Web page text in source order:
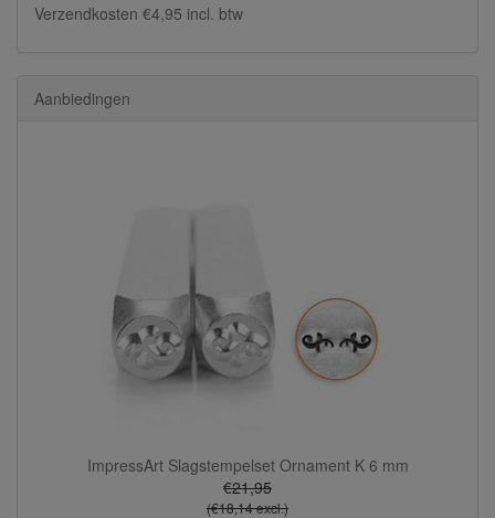
Verzendkosten €4,95 incl. btw
Aanbiedingen
ImpressArt Slagstempelset Ornament K 6 mm
€21,95
(€18,14 excl.)